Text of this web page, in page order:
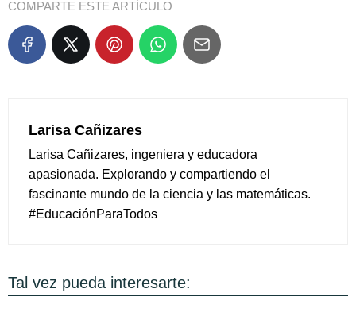
COMPARTE ESTE ARTÍCULO
Larisa Cañizares
Larisa Cañizares, ingeniera y educadora
apasionada. Explorando y compartiendo el
fascinante mundo de la ciencia y las matemáticas.
#EducaciónParaTodos
Tal vez pueda interesarte: